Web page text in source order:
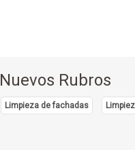
Nuevos Rubros
Limpieza de fachadas